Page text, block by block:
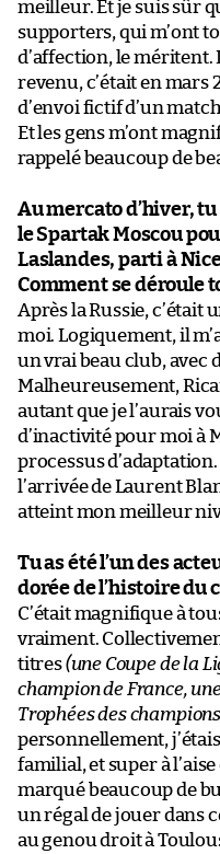
meilleur. Et je suis sûr
supporters, qui m’ont
d’affection, le méritent.
revenu, c’était en mars
d’envoi fictif d’un
Et les gens m’ont
rappelé beaucoup de
Au mercato d’hiver,
le Spartak Moscou
Laslandes, parti à
Comment se déroule
Après la Russie, c’était
moi. Logiquement, il
un vrai beau club, avec
Malheureusement,
autant que je l’aurais
d’inactivité pour moi à
processus
l’arrivée de Laurent
atteint mon meilleur
Tu as été l’un des
dorée de l’histoire du
C’était magnifique à
vraiment.
titres(une Coupe de la
champion de France,
Trophées des
personnellement,
familial, et super à l’aise
marqué beaucoup de
un régal de jouer dans
au genou droit à